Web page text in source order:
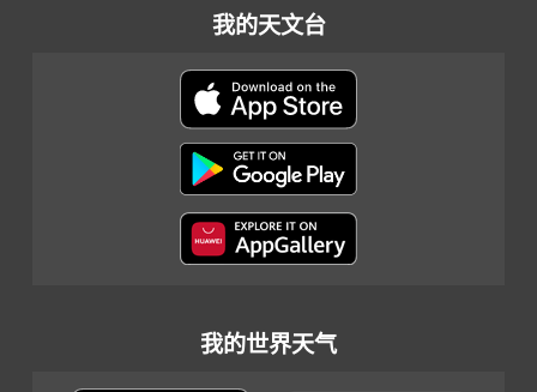
我的天文台
我的世界天气